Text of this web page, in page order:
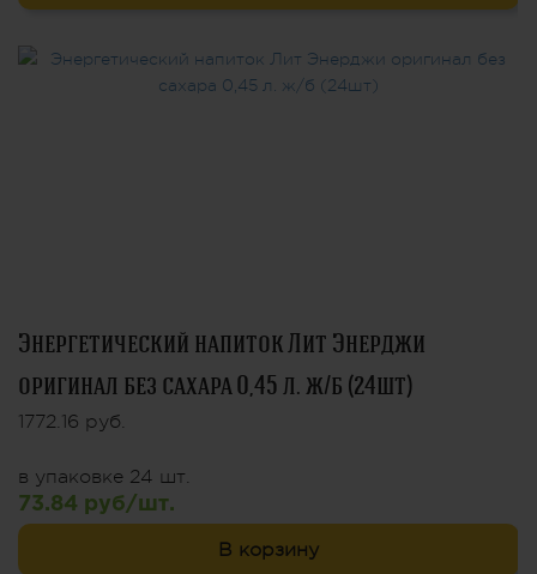
Энергетический напиток Лит Энерджи
оригинал без сахара 0,45 л. ж/б (24шт)
1772.16 руб.
в упаковке 24 шт.
73.84 руб/шт.
В корзину